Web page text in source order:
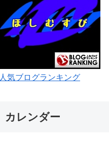
人気ブログランキング
カレンダー